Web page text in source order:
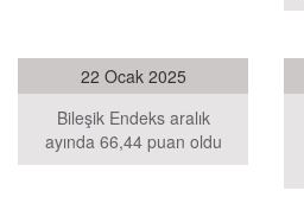
22 Ocak 2025
Bileşik Endeks aralık
ayında 66,44 puan oldu